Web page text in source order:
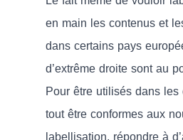
en main les contenus et
dans certains pays
d’extrême droite sont au
Pour être utilisés dans
tout être conformes aux
labellisation, répondre à